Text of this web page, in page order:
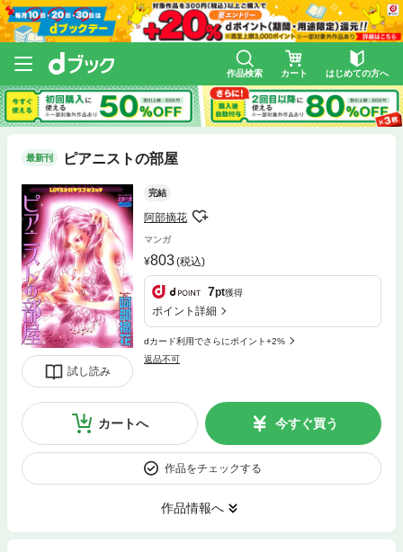
作品検索 カート はじめての方へ
最新刊 ピアニストの部屋
試し読み
完結
阿部摘花
マンガ
803(税込)
7pt獲得
ポイント詳細
dカード利用でさらにポイント+2%
返品不可
カートへ 今すぐ買う
作品をチェックする
作品情報へ